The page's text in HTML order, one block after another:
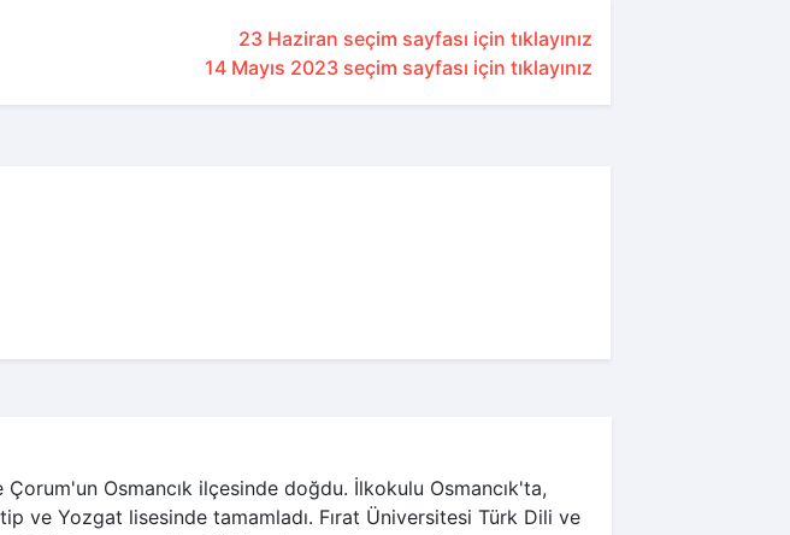
23 Haziran seçim sayfası için tıklayınız
14 Mayıs 2023 seçim sayfası için tıklayınız
Çorum'un Osmancık ilçesinde doğdu. İlkokulu Osmancık'ta,
ve Yozgat lisesinde tamamladı. Fırat Üniversitesi Türk Dili ve